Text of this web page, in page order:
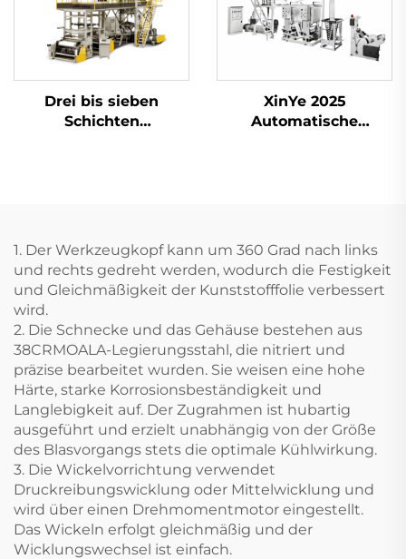
Drei bis sieben
Schichten
XinYe 2025
Automatische
1. Der Werkzeugkopf kann um 360 Grad nach links
und rechts gedreht werden, wodurch die Festigkeit
und Gleichmäßigkeit der Kunststofffolie verbessert
wird.
2. Die Schnecke und das Gehäuse bestehen aus
38CRMOALA-Legierungsstahl, die nitriert und
präzise bearbeitet wurden. Sie weisen eine hohe
Härte, starke Korrosionsbeständigkeit und
Langlebigkeit auf. Der Zugrahmen ist hubartig
ausgeführt und erzielt unabhängig von der Größe
des Blasvorgangs stets die optimale Kühlwirkung.
3. Die Wickelvorrichtung verwendet
Druckreibungswicklung oder Mittelwicklung und
wird über einen Drehmomentmotor eingestellt.
Das Wickeln erfolgt gleichmäßig und der
Wicklungswechsel ist einfach.